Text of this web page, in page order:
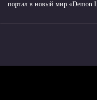
портал в новый мир «Demon